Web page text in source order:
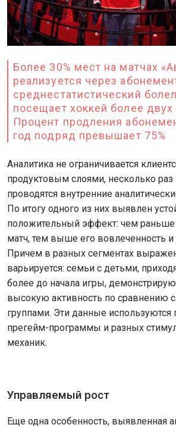
Более 30% мест на матчах
реализуется через
среднестатистический
посещает хоккей более двух
Процент продления
год подряд превышает 75%
Аналитика не ограничивается
продуктовым слоями, несколько раз
проводятся внутренние
По итогу одного из них выявлен
положительный эффект: чем раньше
матч, тем выше его вовлеченность и
Причем в разных сегментах
варьируется: семьи с детьми,
более до начала игры,
высокую активность по сравнению
группами. Эти данные используются
прегейм-программы и разных
механик.
Управляемый рост
Еще одна особенность, выявленная